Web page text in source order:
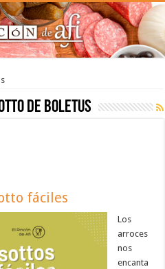
de boletus
fáciles
Los
arroces
nos
encanta